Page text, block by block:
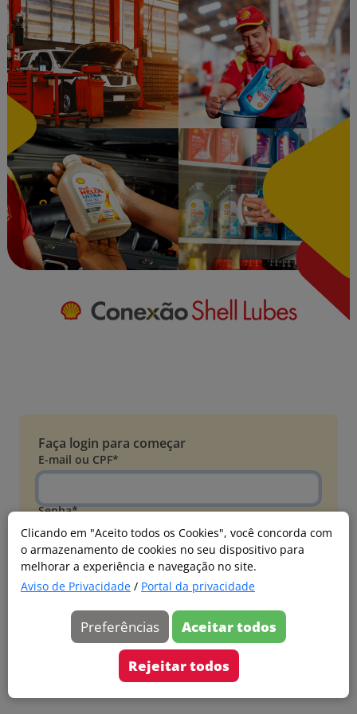
Clicando em "Aceito todos os Cookies", você concorda com
o armazenamento de cookies no seu dispositivo para
melhorar a experiência e navegação no site.
Aviso de Privacidade / Portal da privacidade
Preferências Aceitar todos
Rejeitar todos
Faça login para começar
E-mail ou CPF*
Senha*
Esqueci minha senha
Entrar
Acessar com Microsoft
Ainda não faz parte?
Cadastre-se
Versão 20260805.7